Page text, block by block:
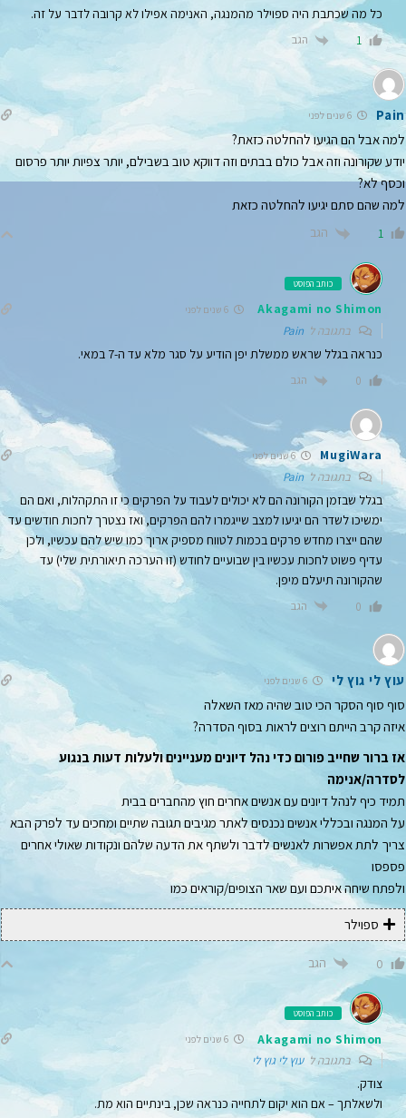
כל מה שכתבת היה ספוילר מהמנגה, האנימה אפילו לא קרובה לדבר על זה.
1 הגב
Pain
למה אבל הם הגיעו להחלטה כזאת?
יודע שקורונה וזה אבל כולם בבתים וזה דווקא טוב בשבילם, יותר צפיות יותר פרסום
וכסף לא?
למה שהם סתם יגיעו להחלטה כזאת
1 הגב
כותב הפוסט
Akagami no Shimon
Pain
כנראה בגלל שראש ממשלת יפן הודיע על סגר מלא עד ה-7 במאי.
0 הגב
MugiWara 6 שנים לפני
Pain
בגלל שבזמן הקורונה הם לא יכולים לעבוד על הפרקים כי זו התקהלות, ואם הם
ימשיכו לשדר הם יגיעו למצב שייגמרו להם הפרקים, ואז נצטרך לחכות חודשים עד
שהם ייצרו מחדש פרקים בכמות לטווח מספיק ארוך כמו שיש להם עכשיו, ולכן
עדיף פשוט לחכות עכשיו בין שבועיים לחודש (זו הערכה תיאורתית שלי) עד
שהקורונה תיעלם מיפן.
0 הגב
עוץ לי גוץ לי 6 שנים לפני
סוף סוף הסקר הכי טוב שהיה מאז השאלה
איזה קרב הייתם רוצים לראות בסוף הסדרה?
אז ברור שחייב פורום כדי נהל דיונים מעניינים ולעלות דעות בנגוע
לסדרה/אנימה
תמיד כיף לנהל דיונים עם אנשים אחרים חוץ מהחברים בבית
על המנגה ובכללי אנשים נכנסים לאתר מגיבים תגובה שתיים ומחכים עד לפרק הבא
צריך לתת אפשרות לאנשים לדבר ולשתף את הדעה שלהם ונקודות שאולי אחרים
פספסו
ולפתח שיחה איתכם ועם שאר הצופים/קוראים כמו
ספוילר
0 הגב
כותב הפוסט
Akagami no Shimon
עוץ לי גוץ לי
צודק.
ולשאלתך – אם הוא יקום לתחייה כנראה שכן, בינתיים הוא מת.